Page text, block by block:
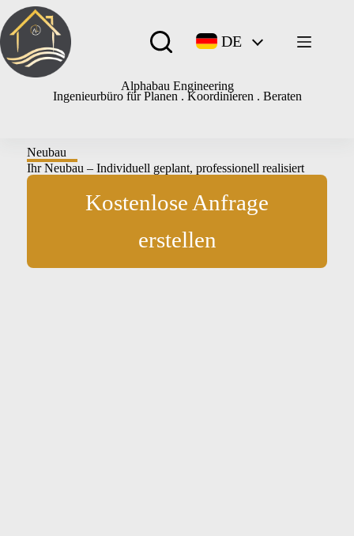
Alphabau Engineering
Ingenieurbüro für Planen . Koordinieren . Beraten
DE
Neubau
Ihr Neubau – Individuell geplant, professionell realisiert
Kostenlose Anfrage
erstellen